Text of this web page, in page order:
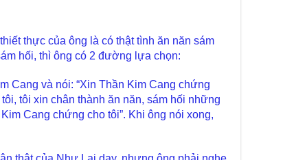
thực của ông là có thật tình ăn năn sám
hối, thì ông có 2 đường lựa chọn:
Cang và nói: “Xin Thần Kim Cang chứng
tôi xin chân thành ăn năn, sám hối những
Cang chứng cho tôi”. Khi ông nói xong,